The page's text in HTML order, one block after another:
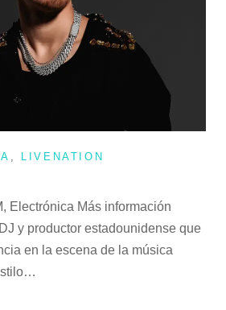
, LIVENATION
Más información
y productor estadounidense que
en la escena de la música